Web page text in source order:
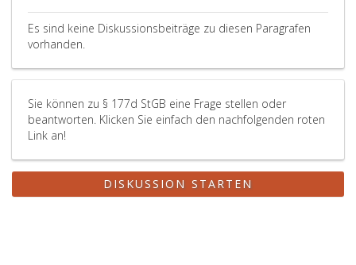
Es sind keine Diskussionsbeiträge zu diesen Paragrafen
vorhanden.
Sie können zu § 177d StGB eine Frage stellen oder
beantworten. Klicken Sie einfach den nachfolgenden roten
Link an!
DISKUSSION STARTEN